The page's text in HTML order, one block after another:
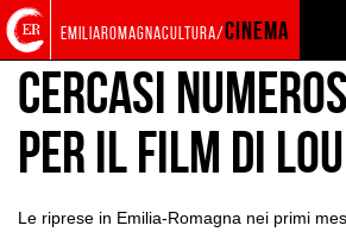
Torna
alla
home
page
Cerca
nel
sito
Salta
ai
contenuti
Salta
al
menu
principale
emiliaromagnacultura/cinema
PRODUZIONE CASTING
Cercasi
per il film di
Le riprese in Emilia-Romagna nei primi